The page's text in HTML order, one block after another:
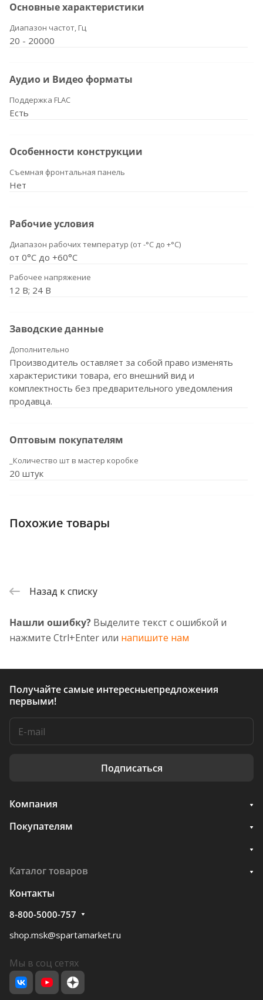
Основные характеристики
Диапазон частот, Гц
20 - 20000
Аудио и Видео форматы
Поддержка FLAC
Есть
Особенности конструкции
Съемная фронтальная панель
Нет
Рабочие условия
Диапазон рабочих температур (от -°С до +°С)
от 0°С до +60°С
Рабочее напряжение
12 В; 24 В
Заводские данные
Дополнительно
Производитель оставляет за собой право изменять
характеристики товара, его внешний вид и
комплектность без предварительного уведомления
продавца.
Оптовым покупателям
_Количество шт в мастер коробке
20 штук
Похожие товары
Назад к списку
Нашли ошибку? Выделите текст с ошибкой и
нажмите Ctrl+Enter или напишите нам
Получайте самые интересныепредложения
первыми!
Подписаться
Компания
Покупателям
Каталог товаров
Контакты
8-800-5000-757
shop.msk@spartamarket.ru
Мы в соц сетях